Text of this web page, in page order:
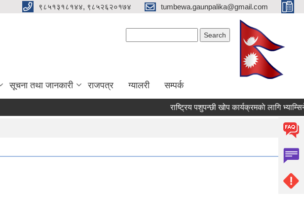
९८५१३१८१४४, ९८५२६२०१७४ tumbewa.gaunpalika@gmail.com
सूचना तथा जानकारी राजपत्र ग्यालरी सम्पर्क
राष्ट्रिय पशुपन्छी खोप कार्यक्रमकाे लागि